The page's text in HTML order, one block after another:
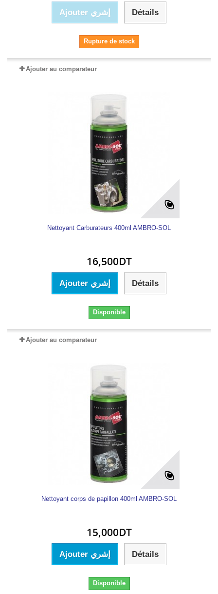
Ajouter إشري Détails
Rupture de stock
Ajouter au comparateur
Nettoyant Carburateurs 400ml AMBRO-SOL
16,500DT
Ajouter إشري Détails
Disponible
Ajouter au comparateur
Nettoyant corps de papillon 400ml AMBRO-SOL
15,000DT
Ajouter إشري Détails
Disponible